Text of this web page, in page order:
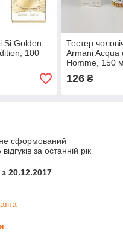
Si Golden
100
Тестер
Armani Acqua
Homme, 150
126₴
сформований
за останній рік
20.12.2017